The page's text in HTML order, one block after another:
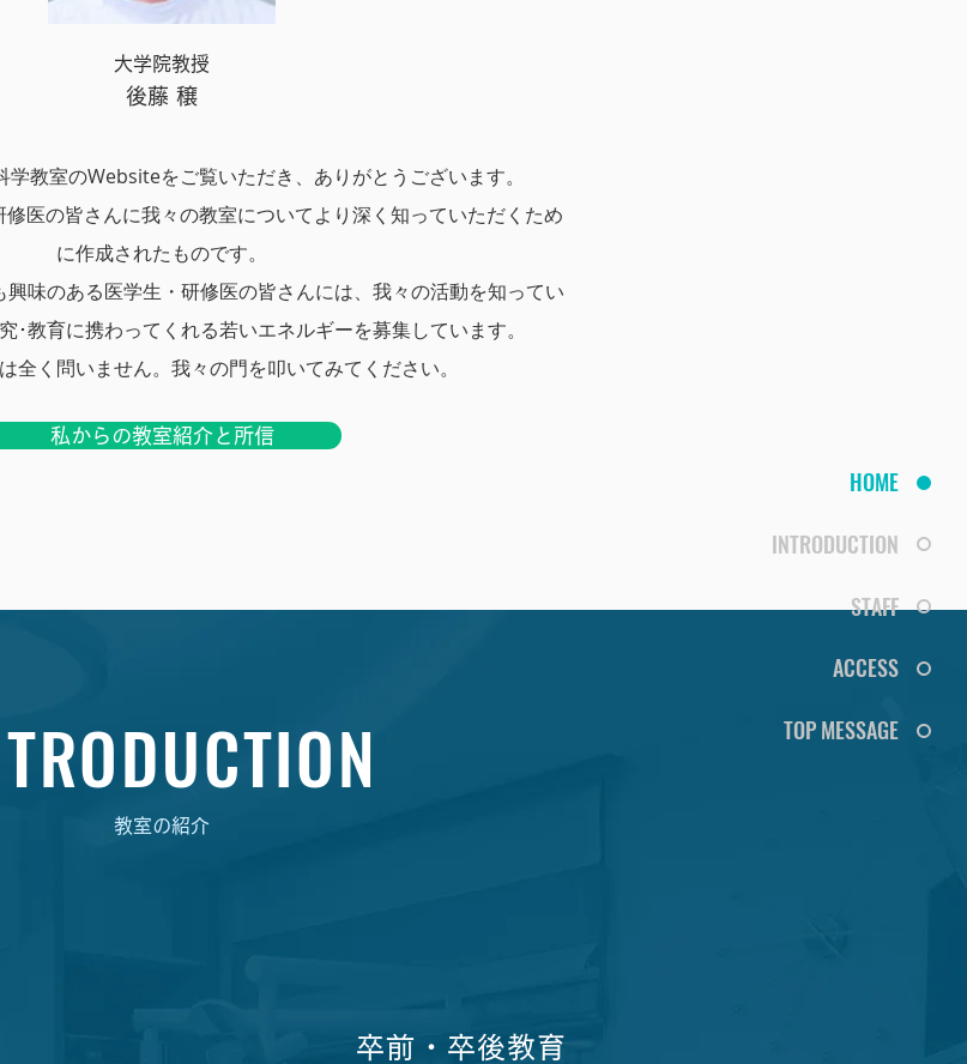
HOME
INTRODUCTION
STAFF
ACCESS
TOP MESSAGE
大学院教授
後藤 穣
学教室のWebsiteをご覧いただき、ありがとうございます。
医の皆さんに我々の教室についてより深く知っていただくため
に作成されたものです。
味のある医学生・研修医の皆さんには、我々の活動を知ってい
･教育に携わってくれる若いエネルギーを募集しています。
全く問いません。我々の門を叩いてみてください。
私からの教室紹介と所信
教室の紹介
卒前・卒後教育